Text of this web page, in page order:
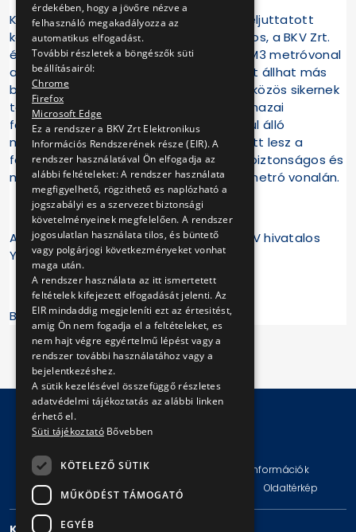
Kovács Ágnes elnök asszony - írásban eljuttatott
közleményében hangsúlyozta - a Főváros, a BKV Zrt.
és a MEOSZ közötti együttműködés az M3 metróvonal
akadálymentesítése kapcsán példaként állhat más
beruházások előtt. A felvonók átadása közös sikernek
tekinthető, az esemény része annak, a hazai
fogyatékosságügyben máig példa nélkül álló
megállapodásnak, mely révén biztosított lesz a
fogyatékossággal élő emberek önálló, biztonságos és
méltóságteljes közlekedése az M3-as metró vonalán.
A sajtótájékoztató megtekinthető a BKV hivatalos
YouTube-csatornáján alinkrekattintva.
BKV Zrt.
Impresszum Jogi nyilatkozat
Technikai információk
Adatvédelmi politika és tájékoztatások
Oldaltérkép
érdekében, hogy a jövőre nézve a
felhasználó megakadályozza az
automatikus elfogadást.
További részletek a böngészők süti
beállításairól:
Chrome
Firefox
Microsoft Edge
Ez a rendszer a BKV Zrt Elektronikus
Információs Rendszerének része (EIR). A
rendszer használatával Ön elfogadja az
alábbi feltételeket: A rendszer használata
megfigyelhető, rögzithető es naplózható a
jogszabályi es a szervezet biztonsági
követelményeinek megfelelően. A rendszer
jogosulatlan használata tilos, és büntető
vagy polgárjogi következményeket vonhat
maga után.
A rendszer használata az itt ismertetett
feltételek kifejezett elfogadását jelenti. Az
EIR mindaddig megjeleníti ezt az értesitést,
amig Ön nem fogadja el a feltételeket, es
nem hajt végre egyértelmű lépést vagy a
rendszer további használatához vagy a
bejelentkezéshez.
A sütik kezelésével összefüggő részletes
adatvédelmi tájékoztatás az alábbi linken
érhető el.
Süti tájékoztató Bővebben
KÖTELEZŐ SÜTIK
MŰKÖDÉST TÁMOGATÓ
EGYÉB